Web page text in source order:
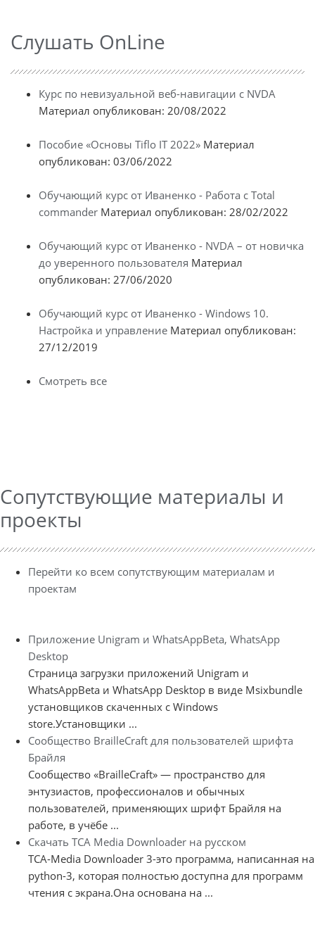
Слушать OnLine
Курс по невизуальной веб-навигации с NVDA
Материал опубликован: 20/08/2022
Пособие «Основы Tiflo IT 2022» Материал
опубликован: 03/06/2022
Обучающий курс от Иваненко - Работа с Total
commander Материал опубликован: 28/02/2022
Обучающий курс от Иваненко - NVDA – от новичка
до уверенного пользователя Материал
опубликован: 27/06/2020
Обучающий курс от Иваненко - Windows 10.
Настройка и управление Материал опубликован:
27/12/2019
Смотреть все
Сопутствующие материалы и
проекты
Перейти ко всем сопутствующим материалам и
проектам
Приложение Unigram и WhatsAppBeta, WhatsApp
Desktop
Страница загрузки приложений Unigram и
WhatsAppBeta и WhatsApp Desktop в виде Msixbundle
установщиков скаченных с Windows
store.Установщики ...
Сообщество BrailleCraft для пользователей шрифта
Брайля
Сообщество «BrailleCraft» — пространство для
энтузиастов, профессионалов и обычных
пользователей, применяющих шрифт Брайля на
работе, в учёбе ...
Скачать TCA Media Downloader на русском
TCA-Media Downloader 3-это программа, написанная на
python-3, которая полностью доступна для программ
чтения с экрана.Она основана на ...